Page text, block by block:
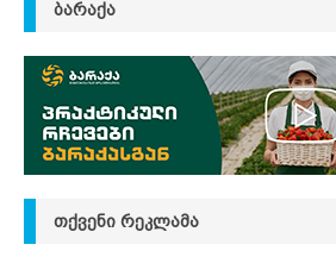
ᲑᲐᲠᲐᲥᲐ
ᲗᲥᲕᲔᲜᲘ ᲠᲔᲙᲚᲐᲛᲐ